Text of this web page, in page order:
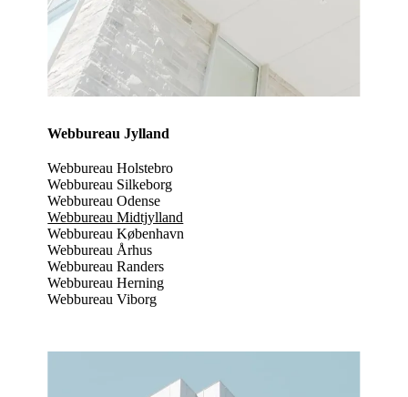
Webbureau Jylland
Webbureau Holstebro
Webbureau Silkeborg
Webbureau Odense
Webbureau Midtjylland
Webbureau København
Webbureau Århus
Webbureau Randers
Webbureau Herning
Webbureau Viborg